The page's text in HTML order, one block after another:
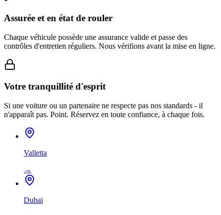
Assurée et en état de rouler
Chaque véhicule possède une assurance valide et passe des
contrôles d'entretien réguliers. Nous vérifions avant la mise en ligne.
Votre tranquillité d'esprit
Si une voiture ou un partenaire ne respecte pas nos standards - il
n'apparaît pas. Point. Réservez en toute confiance, à chaque fois.
Valletta
→
Dubai